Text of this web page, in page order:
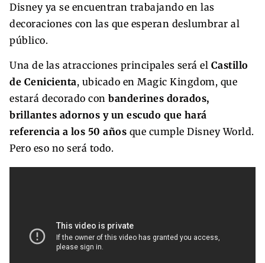
Disney ya se encuentran trabajando en las
decoraciones con las que esperan deslumbrar al
público.
Una de las atracciones principales será el Castillo
de Cenicienta, ubicado en Magic Kingdom, que
estará decorado con banderines dorados,
brillantes adornos y un escudo que hará
referencia a los 50 años que cumple Disney World.
Pero eso no será todo.